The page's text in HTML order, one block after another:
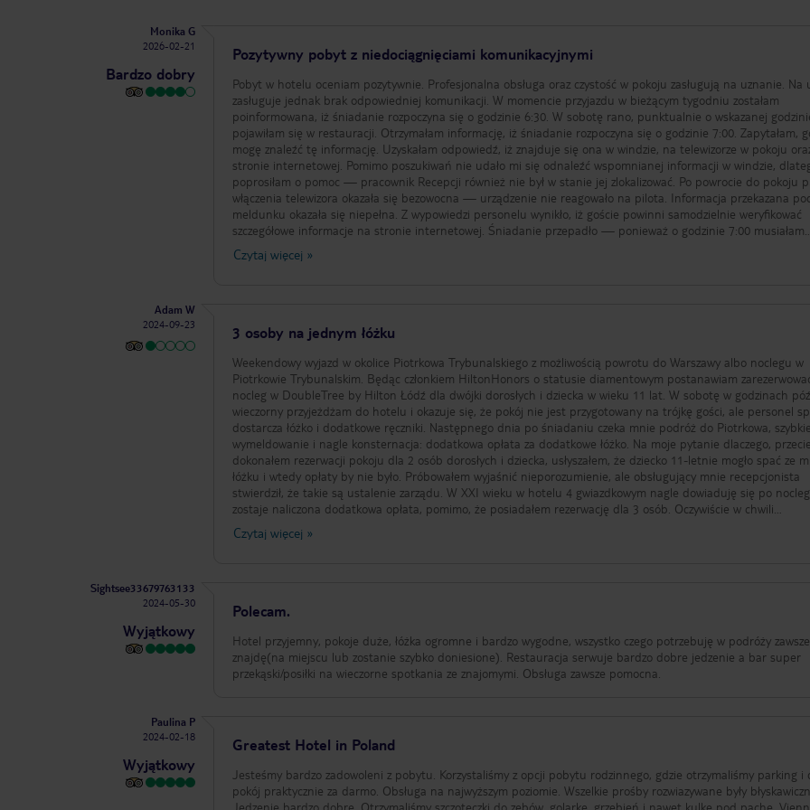
Monika G
2026-02-21
Bardzo dobry
Pozytywny pobyt z niedociągnięciami komunikacyjnymi
Pobyt w hotelu oceniam pozytywnie. Profesjonalna obsługa oraz czystość w pokoju zasługują na uznanie. Na
zasługuje jednak brak odpowiedniej komunikacji. W momencie przyjazdu w bieżącym tygodniu zostałam
poinformowana, iż śniadanie rozpoczyna się o godzinie 6:30. W sobotę rano, punktualnie o wskazanej
pojawiłam się w restauracji. Otrzymałam informację, iż śniadanie rozpoczyna się o godzinie 7:00. Zapytałam, gdzie
mogę znaleźć tę informację. Uzyskałam odpowiedź, iż znajduje się ona w windzie, na telewizorze w pokoju
stronie internetowej. Pomimo poszukiwań nie udało mi się odnaleźć wspomnianej informacji w windzie,
poprosiłam o pomoc — pracownik Recepcji również nie był w stanie jej zlokalizować. Po powrocie do pokoju próba
włączenia telewizora okazała się bezowocna — urządzenie nie reagowało na pilota. Informacja przekazana podczas
meldunku okazała się niepełna. Z wypowiedzi personelu wynikło, iż goście powinni samodzielnie weryfikować
szczegółowe informacje na stronie internetowej. Śniadanie przepadło — ponieważ o godzinie 7:00 musiałam
opuścić hotel, nie miałam możliwości skorzystania z opłaconego śniadania.
Czytaj więcej »
Adam W
2024-09-23
3 osoby na jednym łóżku
Weekendowy wyjazd w okolice Piotrkowa Trybunalskiego z możliwością powrotu do Warszawy albo noclegu w
Piotrkowie Trybunalskim. Będąc członkiem HiltonHonors o statusie diamentowym postanawiam
nocleg w DoubleTree by Hilton Łódź dla dwójki dorosłych i dziecka w wieku 11 lat. W sobotę w godzinach
wieczorny przyjeżdżam do hotelu i okazuje się, że pokój nie jest przygotowany na trójkę gości, ale personel
dostarcza łóżko i dodatkowe ręczniki. Następnego dnia po śniadaniu czeka mnie podróż do Piotrkowa, szybkie
wymeldowanie i nagle konsternacja: dodatkowa opłata za dodatkowe łóżko. Na moje pytanie dlaczego,
dokonałem rezerwacji pokoju dla 2 osób dorosłych i dziecka, usłyszałem, że dziecko 11-letnie mogło spać ze
łóżku i wtedy opłaty by nie było. Próbowałem wyjaśnić nieporozumienie, ale obsługujący mnie recepcjonista
stwierdził, że takie są ustalenie zarządu. W XXI wieku w hotelu 4 gwiazdkowym nagle dowiaduję się po
zostaje naliczona dodatkowa opłata, pomimo, że posiadałem rezerwację dla 3 osób. Oczywiście w chwili
zameldowania w sobotę wieczorem też taka informacja by mnie zaskoczyła i zbulwersowała. Poprosiłem o
kierownictwo hotelu, ale widocznie kierownictwo nie ma potrzeby wyjaśnienia problemu. Nauczka na
Czytaj więcej »
Sightsee33679763133
2024-05-30
Wyjątkowy
Polecam.
Hotel przyjemny, pokoje duże, łóżka ogromne i bardzo wygodne, wszystko czego potrzebuję w podróży
znajdę(na miejscu lub zostanie szybko doniesione). Restauracja serwuje bardzo dobre jedzenie a bar super
przekąski/posiłki na wieczorne spotkania ze znajomymi. Obsługa zawsze pomocna.
Paulina P
2024-02-18
Wyjątkowy
Greatest Hotel in Poland
Jesteśmy bardzo zadowoleni z pobytu. Korzystaliśmy z opcji pobytu rodzinnego, gdzie otrzymaliśmy parking i
pokój praktycznie za darmo. Obsługa na najwyższym poziomie. Wszelkie prośby rozwiazywane były